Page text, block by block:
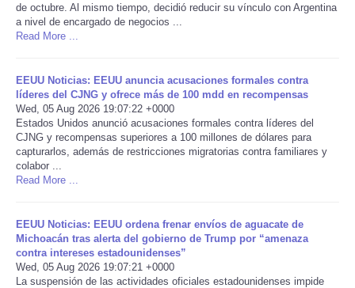
America Latina
Deportes
EEUU
Especiales
Internacionales
Negocios
de octubre. Al mismo tiempo, decidió reducir su vínculo con Argentina
a nivel de encargado de negocios ...
Read More ...
EEUU Noticias: EEUU anuncia acusaciones formales contra
líderes del CJNG y ofrece más de 100 mdd en recompensas
Wed, 05 Aug 2026 19:07:22 +0000
Estados Unidos anunció acusaciones formales contra líderes del
CJNG y recompensas superiores a 100 millones de dólares para
capturarlos, además de restricciones migratorias contra familiares y
colabor ...
Read More ...
EEUU Noticias: EEUU ordena frenar envíos de aguacate de
Michoacán tras alerta del gobierno de Trump por “amenaza
contra intereses estadounidenses”
Wed, 05 Aug 2026 19:07:21 +0000
La suspensión de las actividades oficiales estadounidenses impide